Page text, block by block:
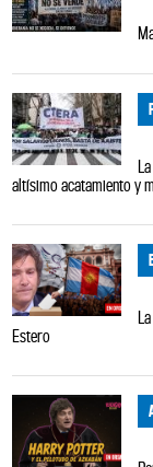
altísimo acatamiento y
Estero